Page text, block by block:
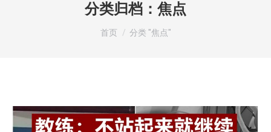
分类归档： 焦点
您在这里：
首页 分类 "焦点"